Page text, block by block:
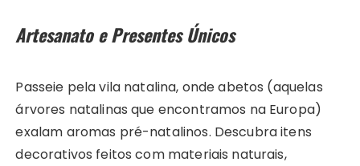
Artesanato e Presentes Únicos
Passeie pela vila natalina, onde abetos (aquelas
árvores natalinas que encontramos na Europa)
exalam aromas pré-natalinos. Descubra itens
decorativos feitos com materiais naturais,